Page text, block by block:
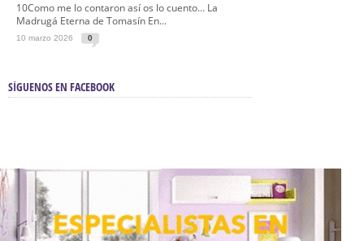
10Como me lo contaron así os lo cuento… La
Madrugá Eterna de Tomasín En...
10 marzo 2026 0
SÍGUENOS EN FACEBOOK